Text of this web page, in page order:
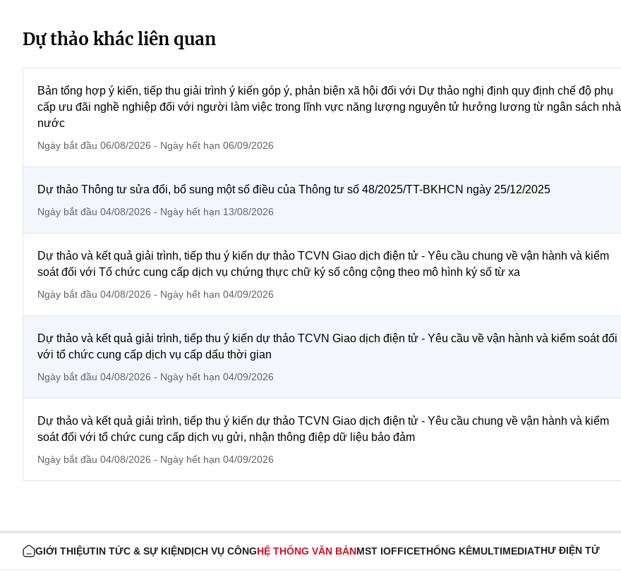
Dự thảo khác liên quan
Bản tổng hợp ý kiến, tiếp thu giải trình ý kiến góp ý, phản biện xã hội đối với Dự thảo nghị định quy định chế độ phụ
cấp ưu đãi nghề nghiệp đối với người làm việc trong lĩnh vực năng lượng nguyên tử hưởng lương từ ngân sách nhà
nước
Ngày bắt đầu 06/08/2026 - Ngày hết hạn 06/09/2026
Dự thảo Thông tư sửa đổi, bổ sung một số điều của Thông tư số 48/2025/TT-BKHCN ngày 25/12/2025
Ngày bắt đầu 04/08/2026 - Ngày hết hạn 13/08/2026
Dự thảo và kết quả giải trình, tiếp thu ý kiến dự thảo TCVN Giao dịch điện tử - Yêu cầu chung về vận hành và kiểm
soát đối với Tổ chức cung cấp dịch vụ chứng thực chữ ký số công cộng theo mô hình ký số từ xa
Ngày bắt đầu 04/08/2026 - Ngày hết hạn 04/09/2026
Dự thảo và kết quả giải trình, tiếp thu ý kiến dự thảo TCVN Giao dịch điện tử - Yêu cầu về vận hành và kiểm soát đối
với tổ chức cung cấp dịch vụ cấp dấu thời gian
Ngày bắt đầu 04/08/2026 - Ngày hết hạn 04/09/2026
Dự thảo và kết quả giải trình, tiếp thu ý kiến dự thảo TCVN Giao dịch điện tử - Yêu cầu chung về vận hành và kiểm
soát đối với tổ chức cung cấp dịch vụ gửi, nhận thông điệp dữ liệu bảo đảm
Ngày bắt đầu 04/08/2026 - Ngày hết hạn 04/09/2026
GIỚI THIỆUTIN TỨC & SỰ KIỆNDỊCH VỤ CÔNGHỆ THỐNG VĂN BẢNMST IOFFICETHỐNG KÊMULTIMEDIATHƯ ĐIỆN TỬ